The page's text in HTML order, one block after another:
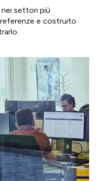
nei settori più
e costruito